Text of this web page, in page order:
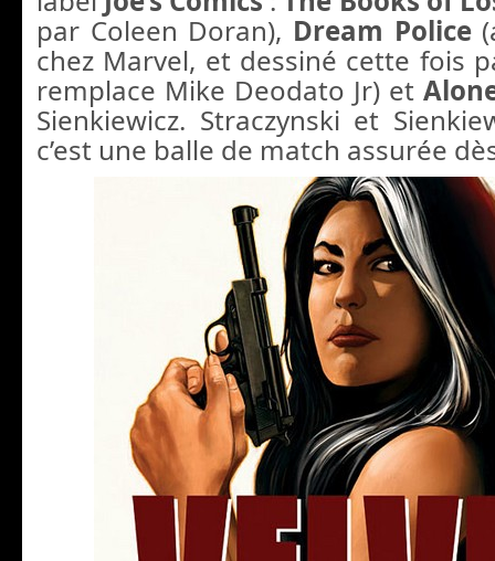
par Coleen Doran), Dream Police
chez Marvel, et dessiné cette fois
remplace Mike Deodato Jr) et
Sienkiewicz. Straczynski et
c’est une balle de match assurée